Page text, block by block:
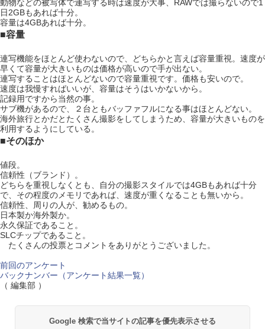
動物などの被写体で連写する時は速度が大事、RAWでは撮らないので1
日2GBもあれば十分。
容量は4GBあれば十分。
■容量
連写機能をほとんど使わないので、どちらかと言えば容量重視。速度が
早くて容量が大きいものは価格が高いので手が出ない。
連写することはほとんどないので容量重視です。価格も安いので。
速度は我慢すればいいが、容量はそうはいかないから。
記録用ですから当然の事。
サブ機があるので、２台ともバッファフルになる事はほとんどない。
海外旅行とかだとたくさん撮影をしてしまうため、容量が大きいものを
利用するようにしている。
■そのほか
値段。
信頼性（ブランド）。
どちらを重視しなくとも、自分の撮影スタイルでは4GBもあれば十分
で、その程度のメモリであれば、速度が重くなることも無いから。
信頼性、周りの人が、勧めるもの。
日本製か海外製か。
永久保証であること。
SLCチップであること。
たくさんの投票とコメントをありがとうございました。
前回のアンケート
バックナンバー（アンケート結果一覧）
（ 編集部 ）
Google 検索で当サイトの記事を優先表示させる